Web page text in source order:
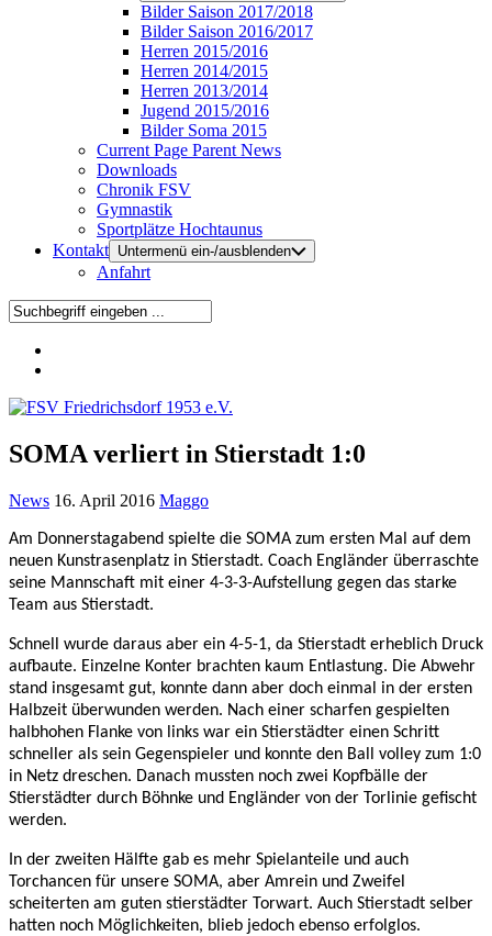
Bilder Saison 2017/2018
Bilder Saison 2016/2017
Herren 2015/2016
Herren 2014/2015
Herren 2013/2014
Jugend 2015/2016
Bilder Soma 2015
Current Page Parent News
Downloads
Chronik FSV
Gymnastik
Sportplätze Hochtaunus
Kontakt Untermenü ein-/ausblenden
Anfahrt
SOMA verliert in Stierstadt 1:0
News 16. April 2016 Maggo
Am Donnerstagabend spielte die SOMA zum ersten Mal auf dem
neuen Kunstrasenplatz in Stierstadt. Coach Engländer überraschte
seine Mannschaft mit einer 4-3-3-Aufstellung gegen das starke
Team aus Stierstadt.
Schnell wurde daraus aber ein 4-5-1, da Stierstadt erheblich Druck
aufbaute. Einzelne Konter brachten kaum Entlastung. Die Abwehr
stand insgesamt gut, konnte dann aber doch einmal in der ersten
Halbzeit überwunden werden. Nach einer scharfen gespielten
halbhohen Flanke von links war ein Stierstädter einen Schritt
schneller als sein Gegenspieler und konnte den Ball volley zum 1:0
in Netz dreschen. Danach mussten noch zwei Kopfbälle der
Stierstädter durch Böhnke und Engländer von der Torlinie gefischt
werden.
In der zweiten Hälfte gab es mehr Spielanteile und auch
Torchancen für unsere SOMA, aber Amrein und Zweifel
scheiterten am guten stierstädter Torwart. Auch Stierstadt selber
hatten noch Möglichkeiten, blieb jedoch ebenso erfolglos.